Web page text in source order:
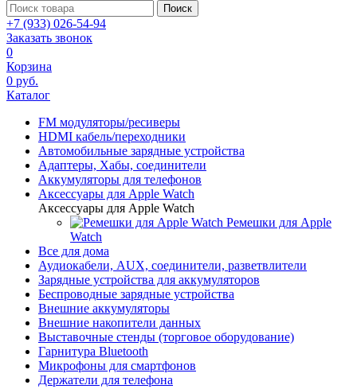
Поиск
+7 (933) 026-54-94
Заказать звонок
0
Корзина
0 руб.
Каталог
FM модуляторы/ресиверы
HDMI кабель/переходники
Автомобильные зарядные устройства
Адаптеры, Хабы, соединители
Аккумуляторы для телефонов
Аксессуары для Apple Watch
Аксессуары для Apple Watch
Ремешки для Apple
Watch
Все для дома
Аудиокабели, AUX, соединители, разветвлители
Зарядные устройства для аккумуляторов
Беспроводные зарядные устройства
Внешние аккумуляторы
Внешние накопители данных
Выставочные стенды (торговое оборудование)
Гарнитура Bluetooth
Микрофоны для смартфонов
Держатели для телефона